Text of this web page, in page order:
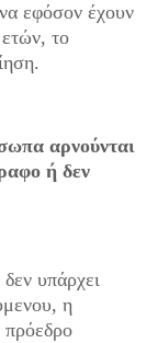
εφόσον έχουν
το
αρνούνται
ή δεν
υπάρχει
η
πρόεδρο